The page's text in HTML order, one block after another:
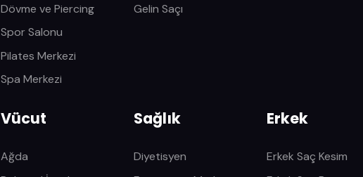
Dövme ve Piercing
Spor Salonu
Pilates Merkezi
Spa Merkezi
Gelin Saçı
Vücut
Ağda
Sağlık
Diyetisyen
Erkek
Erkek Saç Kesim